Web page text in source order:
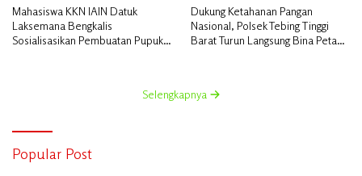
Mahasiswa KKN IAIN Datuk
Laksemana Bengkalis
Sosialisasikan Pembuatan Pupuk
Dukung Ketahanan Pangan
Nasional, Polsek Tebing Tinggi
Barat Turun Langsung Bina Petani
Selengkapnya
Popular Post